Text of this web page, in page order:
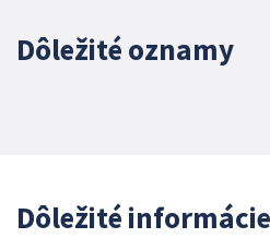
Dôležité oznamy
Dôležité informácie